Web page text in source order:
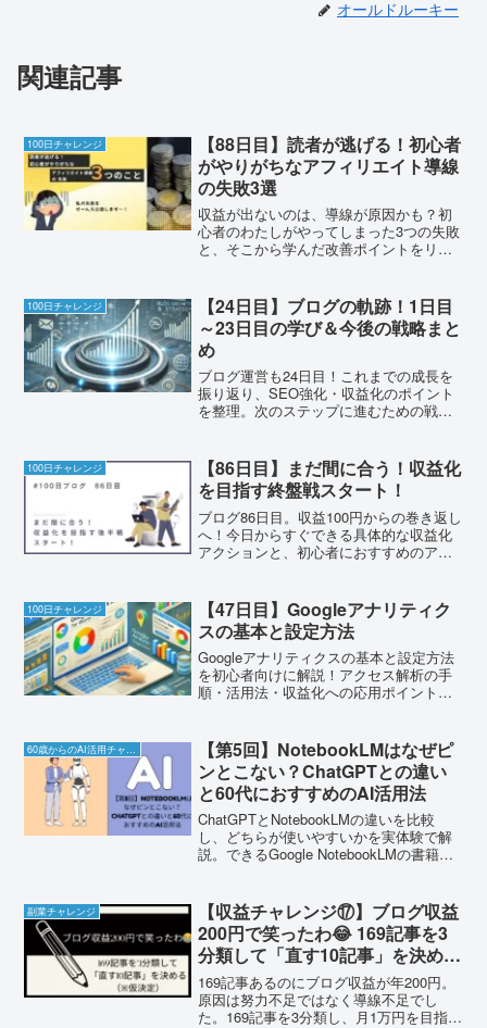
オールドルーキー
関連記事
100日チャレンジ
【88日目】読者が逃げる！初心者
がやりがちなアフィリエイト導線
の失敗3選
収益が出ないのは、導線が原因かも？初
心者のわたしがやってしまった3つの失敗
と、そこから学んだ改善ポイントをリア
100日チャレンジ
【24日目】ブログの軌跡！1日目
～23日目の学び＆今後の戦略まと
め
ブログ運営も24日目！これまでの成長を
振り返り、SEO強化・収益化のポイント
を整理。次のステップに進むための戦略
100日チャレンジ
【86日目】まだ間に合う！収益化
を目指す終盤戦スタート！
ブログ86日目。収益100円からの巻き返し
へ！今日からすぐできる具体的な収益化
アクションと、初心者におすすめのアイ
100日チャレンジ
【47日目】Googleアナリティク
スの基本と設定方法
Googleアナリティクスの基本と設定方法
を初心者向けに解説！アクセス解析の手
順・活用法・収益化への応用ポイントを
60歳からのAI活用チャレンジ
【第5回】NotebookLMはなぜピ
ンとこない？ChatGPTとの違い
と60代におすすめのAI活用法
ChatGPTとNotebookLMの違いを比較
し、どちらが使いやすいかを実体験で解
説。できるGoogle NotebookLMの書籍リ
副業チャレンジ
【収益チャレンジ⑰】ブログ収益
200円で笑ったわ😂 169記事を3
分類して「直す10記事」を決める
（※仮決定）
169記事あるのにブログ収益が年200円。
原因は努力不足ではなく導線不足でし
た。169記事を3分類し、月1万円を目指し